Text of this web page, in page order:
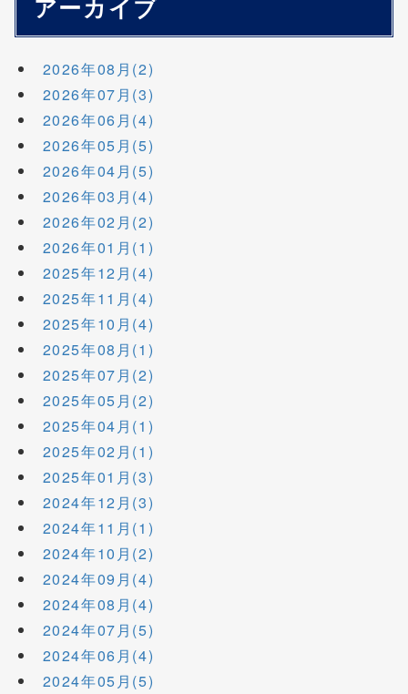
アーカイブ
2026年08月(2)
2026年07月(3)
2026年06月(4)
2026年05月(5)
2026年04月(5)
2026年03月(4)
2026年02月(2)
2026年01月(1)
2025年12月(4)
2025年11月(4)
2025年10月(4)
2025年08月(1)
2025年07月(2)
2025年05月(2)
2025年04月(1)
2025年02月(1)
2025年01月(3)
2024年12月(3)
2024年11月(1)
2024年10月(2)
2024年09月(4)
2024年08月(4)
2024年07月(5)
2024年06月(4)
2024年05月(5)